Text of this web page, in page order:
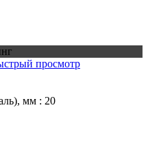
просмотр
мм : 20